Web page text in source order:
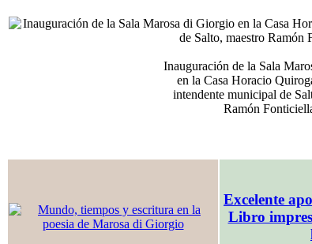
Inauguración de la Sala
en la Casa Horacio
intendente municipal de
Ramón
Excelente
Libro